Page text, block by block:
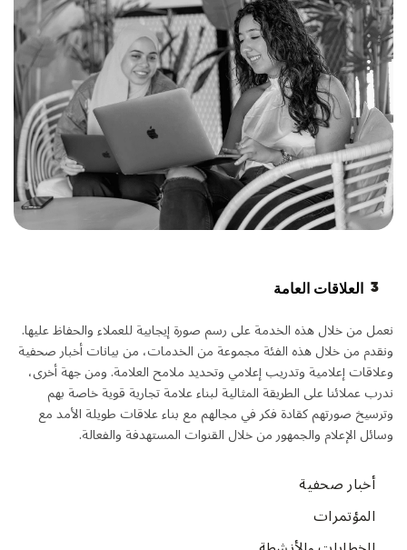
3 العلاقات العامة
نعمل من خلال هذه الخدمة على رسم صورة إيجابية للعملاء والحفاظ عليها.
ونقدم من خلال هذه الفئة مجموعة من الخدمات، من بيانات أخبار صحفية
وعلاقات إعلامية وتدريب إعلامي وتحديد ملامح العلامة. ومن جهة أخرى،
ندرب عملائنا على الطريقة المثالية لبناء علامة تجارية قوية خاصة بهم
وترسيخ صورتهم كقادة فكر في مجالهم مع بناء علاقات طويلة الأمد مع
وسائل الإعلام والجمهور من خلال القنوات المستهدفة والفعالة.
أخبار صحفية
المؤتمرات